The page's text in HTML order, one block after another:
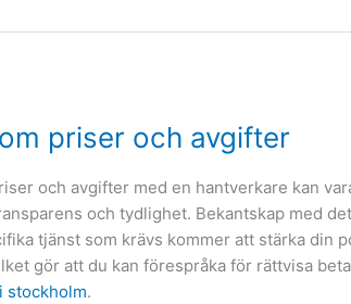
priser och avgifter
och avgifter med en hantverkare kan
och tydlighet. Bekantskap med
tjänst som krävs kommer att stärka din
gör att du kan förespråka för rättvisa
stockholm.